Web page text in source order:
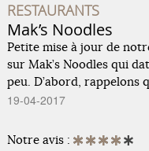
RESTAURANTS
Mak’s Noodles
Petite mise à jour de
sur Mak’s Noodles qui
peu. D’abord,
19-04-2017
Notre avis :